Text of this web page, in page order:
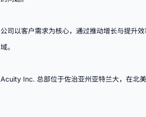
公司以客户需求为核心，通过推动增长与提升
域。
Acuity Inc. 总部位于佐治亚州亚特兰大，在北